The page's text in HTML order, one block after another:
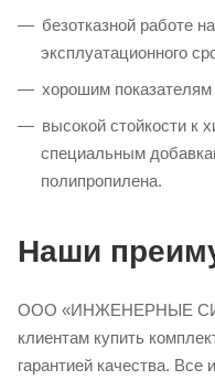
безотказной работе
эксплуатационного
хорошим показателям
высокой стойкости к
специальным
полипропилена.
Наши
ООО «ИНЖЕНЕРНЫЕ
клиентам купить
гарантией качества.